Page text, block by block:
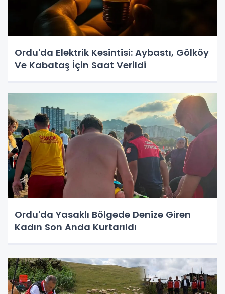
Ordu'da Elektrik Kesintisi: Aybastı, Gölköy
Ve Kabataş İçin Saat Verildi
Ordu'da Yasaklı Bölgede Denize Giren
Kadın Son Anda Kurtarıldı